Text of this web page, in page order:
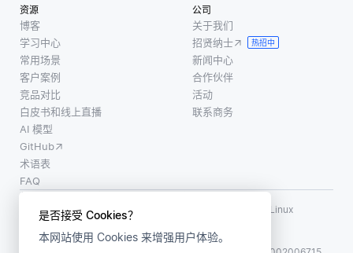
是否接受 Cookies？
本网站使用 Cookies 来增强用户体验。
资源
博客
学习中心
常用场景
客户案例
竞品对比
白皮书和线上直播
AI 模型
GitHub
术语表
FAQ
公司
关于我们
招贤纳士
热招中
新闻中心
合作伙伴
活动
联系商务
使用条款·个人信息保护政策·数据安全政策
LF AI、LF AI & Data、Milvus，以及相关的开源项目名称为 Linux
Foundation 所有商标
版权所有 ©2026 上海赜睿信息科技有限公司保留所有权利